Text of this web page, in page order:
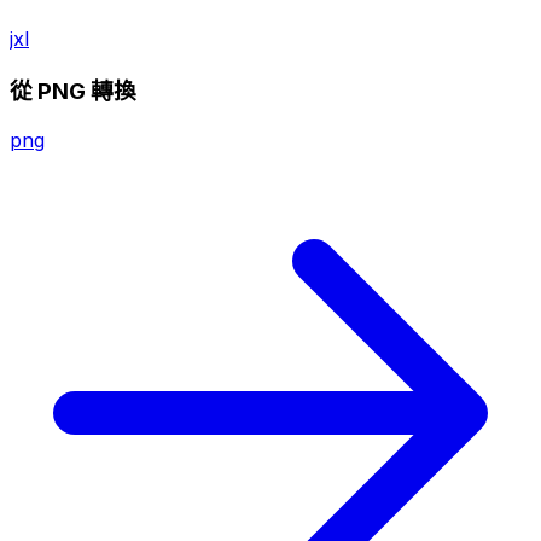
jxl
從 PNG 轉換
png